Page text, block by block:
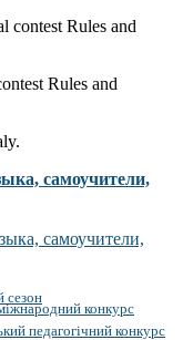
contest Rules and
Rules and
самоучители,
сезон
конкурс
педагогічний конкурс